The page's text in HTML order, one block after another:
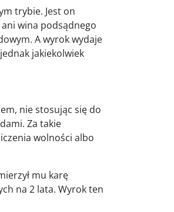
trybie. Jest on
wina podsądnego
A wyrok wydaje
jakiekolwiek
nie stosując się do
Za takie
wolności albo
mu karę
na 2 lata. Wyrok ten